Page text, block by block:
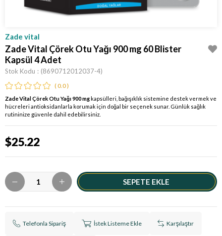
Zade vital
Zade Vital Çörek Otu Yağı 900 mg 60 Blister
Kapsül 4 Adet
Stok Kodu (8690712012037-4)
0.0
Zade Vital Çörek Otu Yağı 900 mgkapsülleri, bağışıklık sistemine destek vermek ve
hücreleri antioksidanlarla korumak için doğal bir seçenek sunar. Günlük sağlık
rutininize güvenle dahil edebilirsiniz.
$25.22
Telefonla Sipariş İstek Listeme Ekle Karşılaştır